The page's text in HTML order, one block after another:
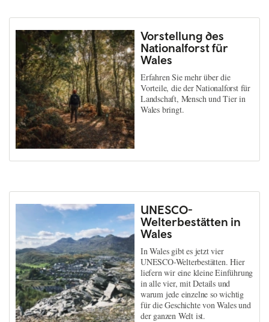
Vorstellung des
Nationalforst für
Wales
Erfahren Sie mehr über die
Vorteile, die der Nationalforst für
Landschaft, Mensch und Tier in
Wales bringt.
UNESCO-
Welterbestätten in
Wales
In Wales gibt es jetzt vier
UNESCO-Welterbestätten. Hier
liefern wir eine kleine Einführung
in alle vier, mit Details und
warum jede einzelne so wichtig
für die Geschichte von Wales und
der ganzen Welt ist.